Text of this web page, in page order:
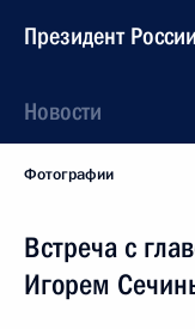
Президент России
Новости
Фотографии
Встреча с
Игорем